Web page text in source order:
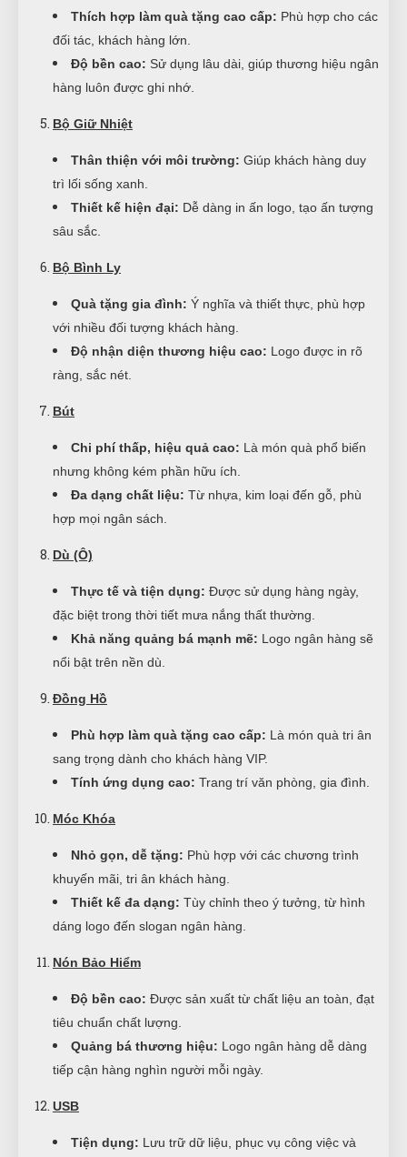
Thích hợp làm quà tặng cao cấp: Phù hợp cho các
đối tác, khách hàng lớn.
Độ bền cao: Sử dụng lâu dài, giúp thương hiệu ngân
hàng luôn được ghi nhớ.
Bộ Giữ Nhiệt
Thân thiện với môi trường: Giúp khách hàng duy
trì lối sống xanh.
Thiết kế hiện đại: Dễ dàng in ấn logo, tạo ấn tượng
sâu sắc.
Bộ Bình Ly
Quà tặng gia đình: Ý nghĩa và thiết thực, phù hợp
với nhiều đối tượng khách hàng.
Độ nhận diện thương hiệu cao: Logo được in rõ
ràng, sắc nét.
Bút
Chi phí thấp, hiệu quả cao: Là món quà phổ biến
nhưng không kém phần hữu ích.
Đa dạng chất liệu: Từ nhựa, kim loại đến gỗ, phù
hợp mọi ngân sách.
Dù (Ô)
Thực tế và tiện dụng: Được sử dụng hàng ngày,
đặc biệt trong thời tiết mưa nắng thất thường.
Khả năng quảng bá mạnh mẽ: Logo ngân hàng sẽ
nổi bật trên nền dù.
Đồng Hồ
Phù hợp làm quà tặng cao cấp: Là món quà tri ân
sang trọng dành cho khách hàng VIP.
Tính ứng dụng cao: Trang trí văn phòng, gia đình.
Móc Khóa
Nhỏ gọn, dễ tặng: Phù hợp với các chương trình
khuyến mãi, tri ân khách hàng.
Thiết kế đa dạng: Tùy chỉnh theo ý tưởng, từ hình
dáng logo đến slogan ngân hàng.
Nón Bảo Hiểm
Độ bền cao: Được sản xuất từ chất liệu an toàn, đạt
tiêu chuẩn chất lượng.
Quảng bá thương hiệu: Logo ngân hàng dễ dàng
tiếp cận hàng nghìn người mỗi ngày.
USB
Tiện dụng: Lưu trữ dữ liệu, phục vụ công việc và